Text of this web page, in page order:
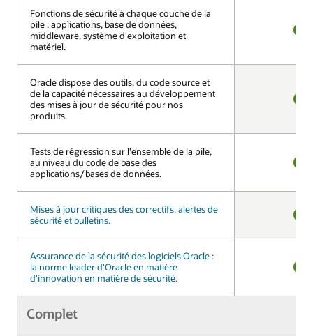
Fonctions de sécurité à chaque couche de la
pile : applications, base de données,
middleware, système d'exploitation et
matériel.
Oracle dispose des outils, du code source et
de la capacité nécessaires au développement
des mises à jour de sécurité pour nos
produits.
Tests de régression sur l'ensemble de la pile,
au niveau du code de base des
applications/bases de données.
Mises à jour critiques des correctifs, alertes de
sécurité et bulletins.
Assurance de la sécurité des logiciels Oracle :
la norme leader d'Oracle en matière
d'innovation en matière de sécurité.
Complet
Fonctions de sécurité à chaque couche de la
pile : applications, base de données,
middleware, système d'exploitation et
matériel.
Oracle dispose des outils, du code source et
de la capacité nécessaires au développement
des mises à jour de sécurité pour nos
produits.
Tests de régression sur l'ensemble de la pile,
au niveau du code de base des
applications/bases de données.
Mises à jour critiques des correctifs, alertes de
sécurité et bulletins.
Assurance de la sécurité des logiciels Oracle :
la norme leader d'Oracle en matière
d'innovation en matière de sécurité.
Complet